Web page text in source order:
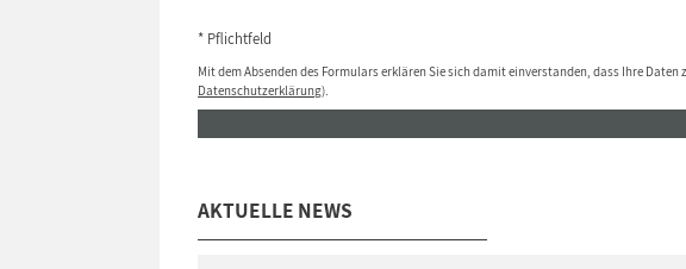
* Pflichtfeld
Mit dem Absenden des Formulars erklären Sie sich damit einverstanden, dass Ihre
Datenschutzerklärung).
AKTUELLE NEWS